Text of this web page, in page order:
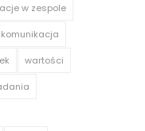
w zespole
wartości